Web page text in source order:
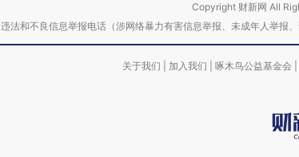
Copyright 财新网 All
违法和不良信息举报电话（涉网络暴力有害信息举报、未成年人举
关于我们 加入我们 啄木鸟公益基金会